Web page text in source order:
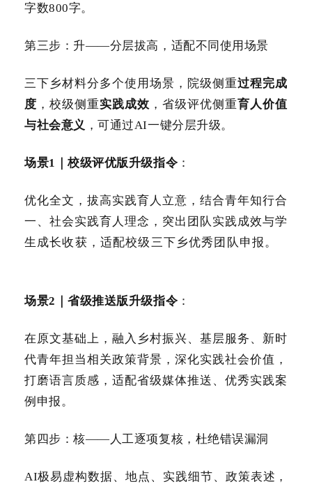
字数800字。
第三步：升——分层拔高，适配不同使用场景
三下乡材料分多个使用场景，院级侧重过程完成
度 ，校级侧重实践成效 ，省级评优侧重育人价值
与社会意义 ，可通过AI一键分层升级。
场景1｜校级评优版升级指令 ：
优化全文，拔高实践育人立意，结合青年知行合
一、社会实践育人理念，突出团队实践成效与学
生成长收获，适配校级三下乡优秀团队申报。
场景2｜省级推送版升级指令 ：
在原文基础上，融入乡村振兴、基层服务、新时
代青年担当相关政策背景，深化实践社会价值，
打磨语言质感，适配省级媒体推送、优秀实践案
例申报。
第四步：核——人工逐项复核，杜绝错误漏洞
AI极易虚构数据、地点、实践细节、政策表述，